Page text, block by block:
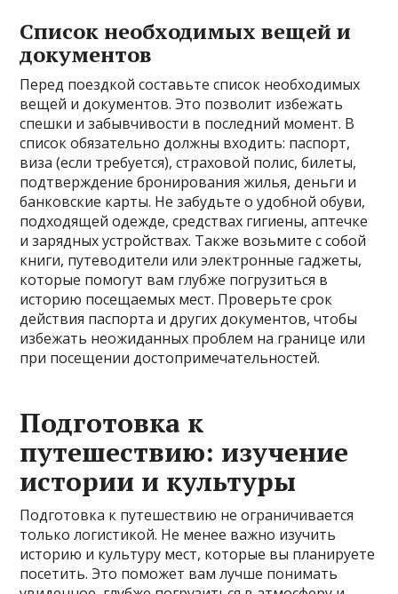
Список необходимых вещей и
документов
Перед поездкой составьте список необходимых
вещей и документов. Это позволит избежать
спешки и забывчивости в последний момент. В
список обязательно должны входить: паспорт,
виза (если требуется), страховой полис, билеты,
подтверждение бронирования жилья, деньги и
банковские карты. Не забудьте о удобной обуви,
подходящей одежде, средствах гигиены, аптечке
и зарядных устройствах. Также возьмите с собой
книги, путеводители или электронные гаджеты,
которые помогут вам глубже погрузиться в
историю посещаемых мест. Проверьте срок
действия паспорта и других документов, чтобы
избежать неожиданных проблем на границе или
при посещении достопримечательностей.
Подготовка к
путешествию: изучение
истории и культуры
Подготовка к путешествию не ограничивается
только логистикой. Не менее важно изучить
историю и культуру мест, которые вы планируете
посетить. Это поможет вам лучше понимать